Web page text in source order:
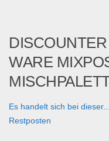
WARE
Es handelt sich bei dieser...
Restposten